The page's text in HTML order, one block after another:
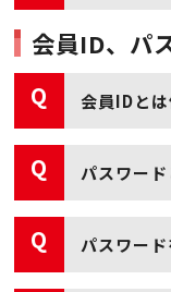
サイトに
に同意さ
す。
新しく仮
メール
かわらず
録しよう
会員ID、パ
Q 会員IDと
Q パスワー
Q パスワード